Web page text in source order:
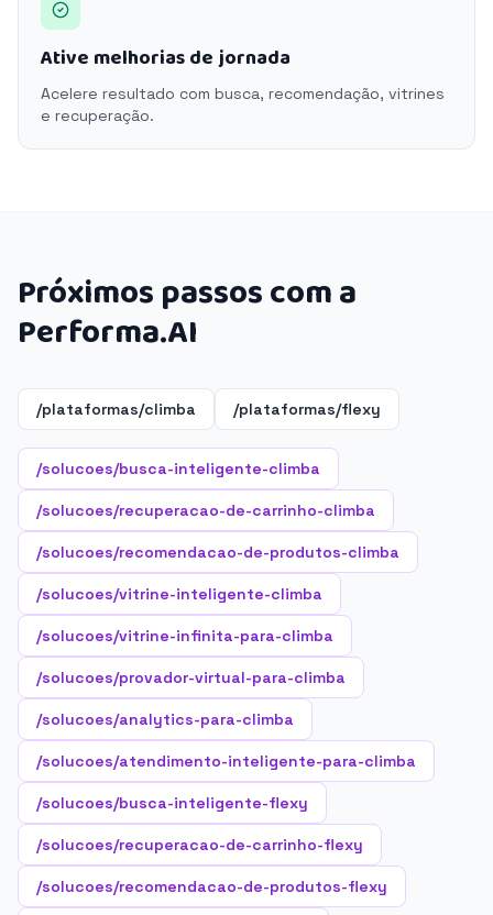
Ative melhorias de jornada
Acelere resultado com busca, recomendação, vitrines
e recuperação.
Próximos passos com a
Performa.AI
/plataformas/climba /plataformas/flexy
/solucoes/busca-inteligente-climba
/solucoes/recuperacao-de-carrinho-climba
/solucoes/recomendacao-de-produtos-climba
/solucoes/vitrine-inteligente-climba
/solucoes/vitrine-infinita-para-climba
/solucoes/provador-virtual-para-climba
/solucoes/analytics-para-climba
/solucoes/atendimento-inteligente-para-climba
/solucoes/busca-inteligente-flexy
/solucoes/recuperacao-de-carrinho-flexy
/solucoes/recomendacao-de-produtos-flexy